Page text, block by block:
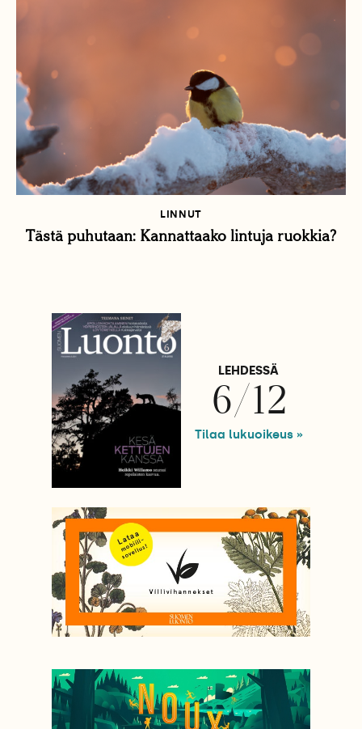
LINNUT
Tästä puhutaan: Kannattaako lintuja ruokkia?
LEHDESSÄ
6/12
Tilaa lukuoikeus »